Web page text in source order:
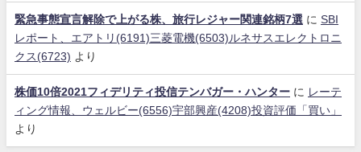
緊急事態宣言解除で上がる株、旅行レジャー関連銘柄7選 に SBI
レポート、エアトリ(6191)三菱電機(6503)ルネサスエレクトロニ
クス(6723) より
株価10倍2021フィデリティ投信テンバガー・ハンター に レーテ
ィング情報、ウェルビー(6556)宇部興産(4208)投資評価「買い」
より